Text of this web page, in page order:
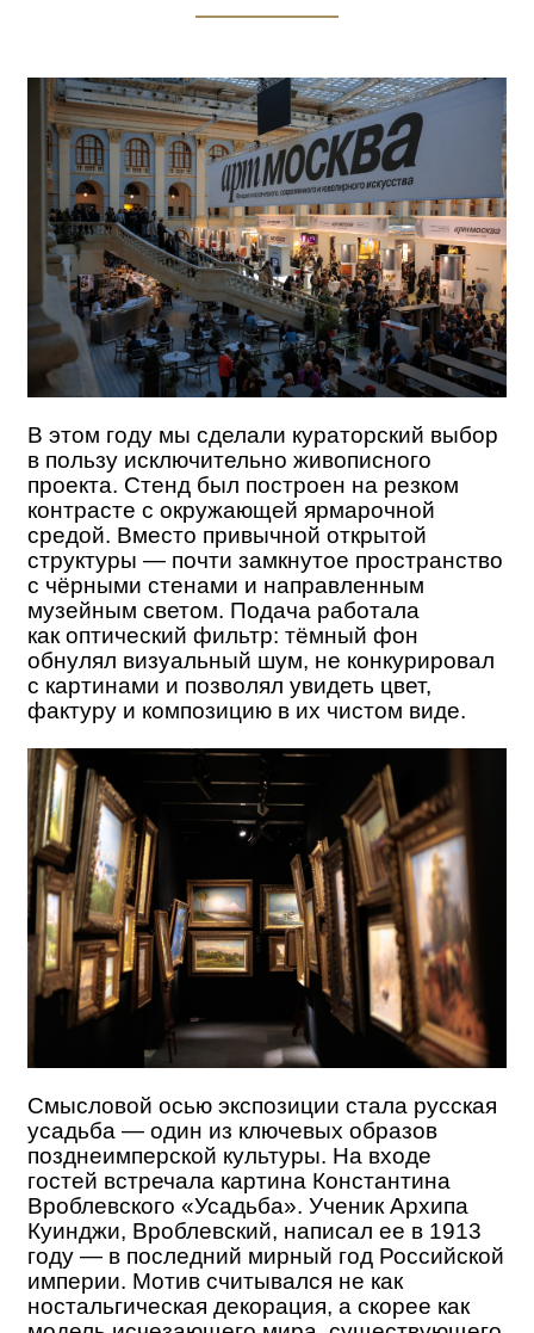
В этом году мы сделали кураторский выбор
в пользу исключительно живописного
проекта. Стенд был построен на резком
контрасте с окружающей ярмарочной
средой. Вместо привычной открытой
структуры — почти замкнутое пространство
с чёрными стенами и направленным
музейным светом. Подача работала
как оптический фильтр: тёмный фон
обнулял визуальный шум, не конкурировал
с картинами и позволял увидеть цвет,
фактуру и композицию в их чистом виде.
Смысловой осью экспозиции стала русская
усадьба — один из ключевых образов
позднеимперской культуры. На входе
гостей встречала картина Константина
Вроблевского «Усадьба». Ученик Архипа
Куинджи, Вроблевский, написал ее в 1913
году — в последний мирный год Российской
империи. Мотив считывался не как
ностальгическая декорация, а скорее как